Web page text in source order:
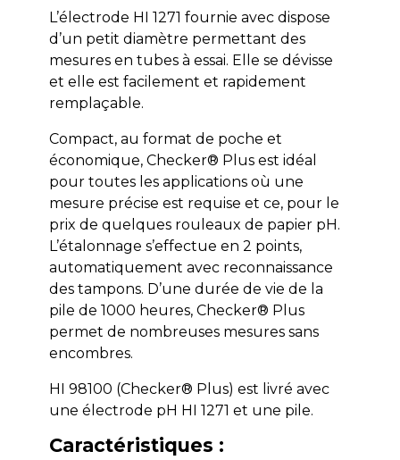
L’électrode HI 1271 fournie avec dispose
d’un petit diamètre permettant des
mesures en tubes à essai. Elle se dévisse
et elle est facilement et rapidement
remplaçable.
Compact, au format de poche et
économique, Checker® Plus est idéal
pour toutes les applications où une
mesure précise est requise et ce, pour le
prix de quelques rouleaux de papier pH.
L’étalonnage s’effectue en 2 points,
automatiquement avec reconnaissance
des tampons. D’une durée de vie de la
pile de 1000 heures, Checker® Plus
permet de nombreuses mesures sans
encombres.
HI 98100 (Checker® Plus) est livré avec
une électrode pH HI 1271 et une pile.
Caractéristiques :